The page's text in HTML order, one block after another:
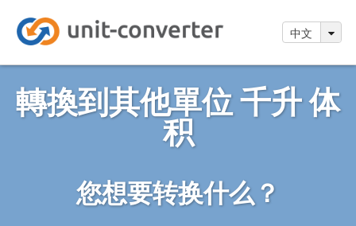
中文
轉換到其他單位 千升 体
积
您想要转换什么？